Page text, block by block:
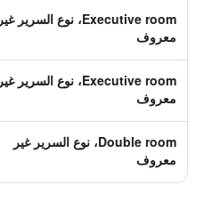
Executive room، نوع السرير غير
معروف
Executive room، نوع السرير غير
معروف
Double room، نوع السرير غير
معروف